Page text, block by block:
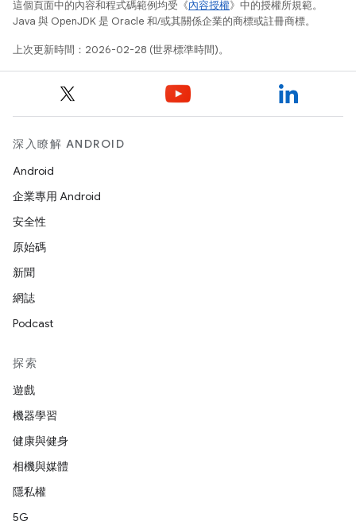
這個頁面中的內容和程式碼範例均受《內容授權》中的授權所規範。
Java 與 OpenJDK 是 Oracle 和/或其關係企業的商標或註冊商標。
上次更新時間：2026-02-28 (世界標準時間)。
深入瞭解 ANDROID
Android
企業專用 Android
安全性
原始碼
新聞
網誌
Podcast
探索
遊戲
機器學習
健康與健身
相機與媒體
隱私權
5G